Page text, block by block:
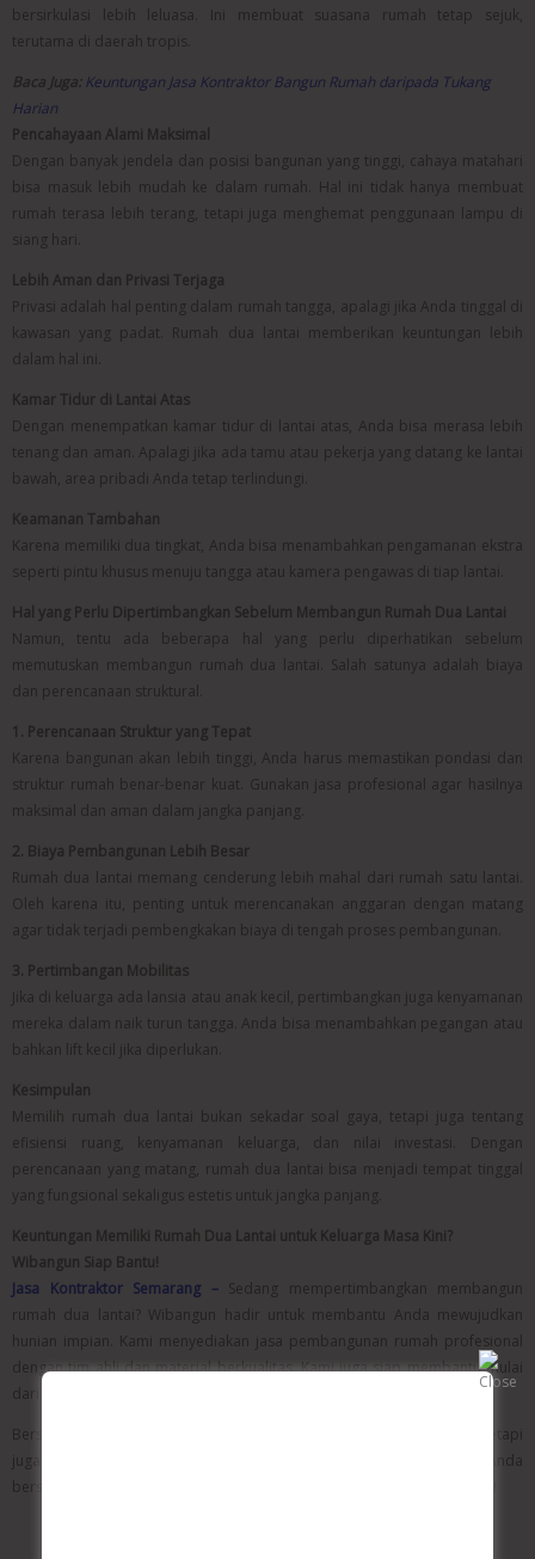
bersirkulasi lebih leluasa. Ini membuat suasana rumah tetap sejuk,
terutama di daerah tropis.
Baca Juga: Keuntungan Jasa Kontraktor Bangun Rumah daripada Tukang
Harian
Pencahayaan Alami Maksimal
Dengan banyak jendela dan posisi bangunan yang tinggi, cahaya matahari
bisa masuk lebih mudah ke dalam rumah. Hal ini tidak hanya membuat
rumah terasa lebih terang, tetapi juga menghemat penggunaan lampu di
siang hari.
Lebih Aman dan Privasi Terjaga
Privasi adalah hal penting dalam rumah tangga, apalagi jika Anda tinggal di
kawasan yang padat. Rumah dua lantai memberikan keuntungan lebih
dalam hal ini.
Kamar Tidur di Lantai Atas
Dengan menempatkan kamar tidur di lantai atas, Anda bisa merasa lebih
tenang dan aman. Apalagi jika ada tamu atau pekerja yang datang ke lantai
bawah, area pribadi Anda tetap terlindungi.
Keamanan Tambahan
Karena memiliki dua tingkat, Anda bisa menambahkan pengamanan ekstra
seperti pintu khusus menuju tangga atau kamera pengawas di tiap lantai.
Hal yang Perlu Dipertimbangkan Sebelum Membangun Rumah Dua Lantai
Namun, tentu ada beberapa hal yang perlu diperhatikan sebelum
memutuskan membangun rumah dua lantai. Salah satunya adalah biaya
dan perencanaan struktural.
1. Perencanaan Struktur yang Tepat
Karena bangunan akan lebih tinggi, Anda harus memastikan pondasi dan
struktur rumah benar-benar kuat. Gunakan jasa profesional agar hasilnya
maksimal dan aman dalam jangka panjang.
2. Biaya Pembangunan Lebih Besar
Rumah dua lantai memang cenderung lebih mahal dari rumah satu lantai.
Oleh karena itu, penting untuk merencanakan anggaran dengan matang
agar tidak terjadi pembengkakan biaya di tengah proses pembangunan.
3. Pertimbangan Mobilitas
Jika di keluarga ada lansia atau anak kecil, pertimbangkan juga kenyamanan
mereka dalam naik turun tangga. Anda bisa menambahkan pegangan atau
bahkan lift kecil jika diperlukan.
Kesimpulan
Memilih rumah dua lantai bukan sekadar soal gaya, tetapi juga tentang
efisiensi ruang, kenyamanan keluarga, dan nilai investasi. Dengan
perencanaan yang matang, rumah dua lantai bisa menjadi tempat tinggal
yang fungsional sekaligus estetis untuk jangka panjang.
Keuntungan Memiliki Rumah Dua Lantai untuk Keluarga Masa Kini?
Wibangun Siap Bantu!
Jasa Kontraktor Semarang – Sedang mempertimbangkan membangun
rumah dua lantai? Wibangun hadir untuk membantu Anda mewujudkan
hunian impian. Kami menyediakan jasa pembangunan rumah profesional
dengan tim ahli dan material berkualitas. Kami juga siap membantu mulai
dari tahap desain hingga finishing.
Bersama Wibangun, rumah dua lantai Anda tidak hanya akan kokoh, tetapi
juga indah dan nyaman untuk ditinggali. Yuk, konsultasikan kebutuhan Anda
bersama kami hari ini dan wujudkan rumah masa depan keluarga Anda!